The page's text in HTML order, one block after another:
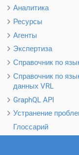
Аналитика
Ресурсы
Агенты
Экспертиза
Справочник по
Справочник по
данных VRL
GraphQL API
Устранение
Глоссарий